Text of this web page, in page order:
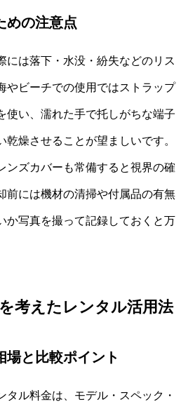
めの注意点
には落下・水没・紛失などのリス
やビーチでの使用ではストラップ
使い、濡れた手で托しがちな端子
乾燥させることが望ましいです。
ンズカバーも常備すると視界の確
前には機材の清掃や付属品の有無
か写真を撮って記録しておくと万
考えたレンタル活用法
場と比較ポイント
タル料金は、モデル・スペック・